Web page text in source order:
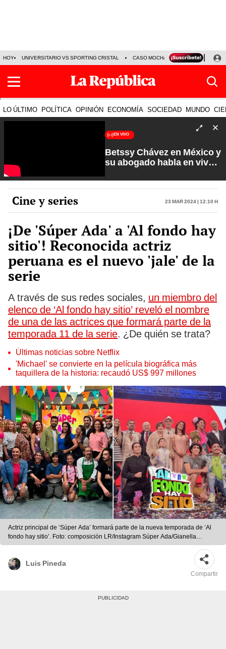
HOY UNIVERSITARIO VS SPORTING CRISTAL CASO MOCHASUELDOS
LO ÚLTIMO POLÍTICA OPINIÓN ECONOMÍA SOCIEDAD MUNDO
EN VIVO
Betssy Chávez en México y
su abogado habla en vivo |
Carlos Cornejo
Cine y series 23 Mar 2024 | 12:10 h
¡De 'Súper Ada' a 'Al fondo hay
sitio'! Reconocida actriz
peruana es el nuevo 'jale' de la
serie
A través de sus redes sociales, un miembro del
elenco de ‘Al fondo hay sitio’ reveló el nombre
de una de las actrices que formará parte de la
temporada 11 de la serie. ¿De quién se trata?
Últimas noticias sobre Netflix
'Michael' se convierte en la película biográfica más
taquillera de la historia: recaudó US$ 997 millones
Actriz principal de ‘Súper Ada’ formará parte de la nueva temporada de ‘Al
fondo hay sitio’. Foto: composición LR/Instagram Súper Ada/Gianella
Aguirre/URPI-LR
Luis Pineda
Compartir